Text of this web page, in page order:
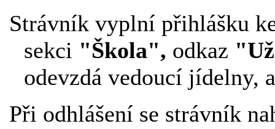
Strávník vyplní přihlášku
sekci "Škola", odkaz
odevzdá vedoucí jídelny,
Při odhlášení se strávník